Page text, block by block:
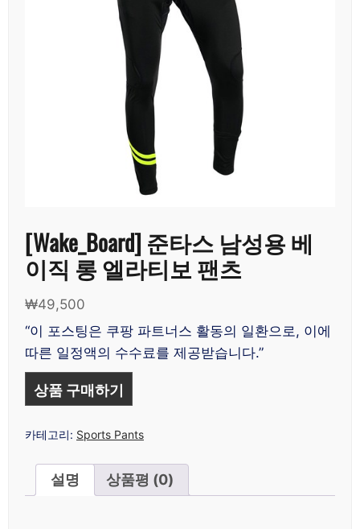
[Wake_Board] 준타스 남성용 베
이직 롱 엘라티보 팬츠
₩49,500
“이 포스팅은 쿠팡 파트너스 활동의 일환으로, 이에
따른 일정액의 수수료를 제공받습니다.”
상품 구매하기
카테고리: Sports Pants
설명 상품평 (0)